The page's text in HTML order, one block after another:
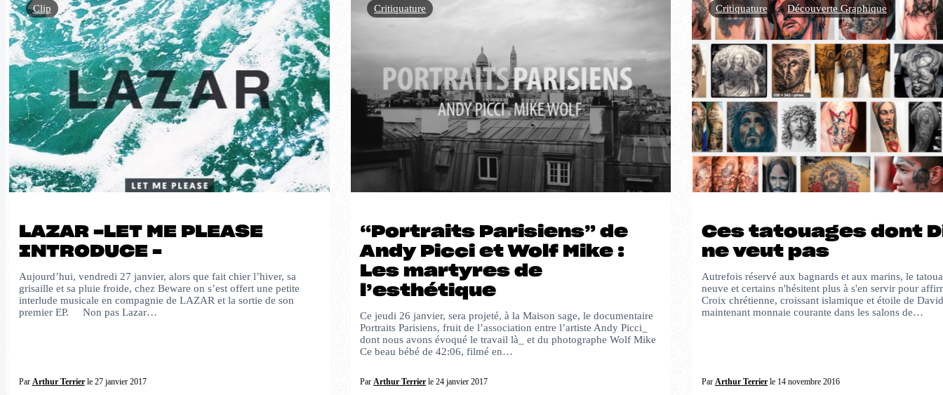
LAZAR -LET ME PLEASE
INTRODUCE –
Aujourd’hui, vendredi 27 janvier, alors que fait chier l’hiver, sa
grisaille et sa pluie froide, chez Beware on s’est offert une petite
interlude musicale en compagnie de LAZAR et la sortie de son
premier EP. Non pas Lazar…
Par Arthur Terrierle 27 janvier 2017
Clip
“Portraits Parisiens” de
Andy Picci et Wolf Mike :
Les martyres de
l’esthétique
Ce jeudi 26 janvier, sera projeté, à la Maison sage, le documentaire
Portraits Parisiens, fruit de l’association entre l’artiste Andy Picci_
dont nous avons évoqué le travail là_ et du photographe Wolf Mike
Ce beau bébé de 42:06, filmé en…
ParArthur Terrier le 24 janvier 2017
Critiquature
Ces tatouages dont
ne veut pas
Autrefois réservé aux bagnards et aux marins, le
neuve et certains n'hésitent plus à s'en servir pour
Croix chrétienne, croissant islamique et étoile de
maintenant monnaie courante dans les salons de…
Par Arthur Terrierle 14 novembre 2016
Critiquature , Découverte Graphique